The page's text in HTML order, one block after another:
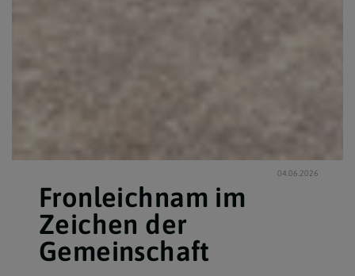
04.06.2026
Fronleichnam im
Zeichen der
Gemeinschaft